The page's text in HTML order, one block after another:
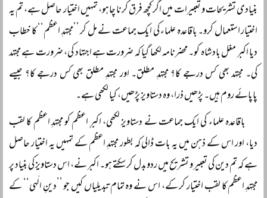
بنیادی تشریحات و تعبیرات میں اگر کچھ فرق کرنا چاہو، تمہیں اختیار حاصل ہے، تم یہ
اختیار استعمال کرو۔ باقاعدہ علماء کی ایک جماعت نے مل کر ’’مجتہدِ اعظم‘‘ کا خطاب
دیا اکبر مغل بادشاہ کو۔ محضرنامہ لکھا گیا کہ ضرورت ہے اجتہاد کی، ضرورت ہے مجتہد
کی۔ مجتہد بھی کس درجے کا؟ مجتہدِ مطلق۔ اور مجتہدِ مطلق بھی کس درجے کا؟ جیسے
پاپائے روم ہیں۔ پڑھیں ذرا، وہ دستاویز پڑھیں، کیا لکھی ہے۔
باقاعدہ علماء کی ایک جماعت نے دستاویز لکھی، اکبرِ اعظم کو مجتہدِ اعظم کا لقب
دیا، اور اس کے ذہن میں یہ بات ڈالی کہ بطور مجتہدِ اعظم کے تمہیں یہ اختیار حاصل
ہے کہ تم دین کی تعبیر و تشریح میں ردوبدل کر سکتے ہو۔ اکبر نے، اس دستاویز کی بنیاد پر
مجتہدِ اعظم کا لقب اختیار کر کے، اس نے وہ تمام تبدیلیاں کیں جو ’’دینِ الٰہی‘‘ کے